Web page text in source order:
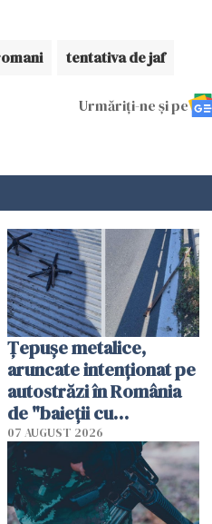
tentativa de jaf
Urmăriți-ne și pe
Țepușe metalice,
aruncate intenționat pe
autostrăzi în România
de "baieții cu
platforme": "Mi-au
cerut 1200 lei să mă
tracteze"
07 AUGUST 2026